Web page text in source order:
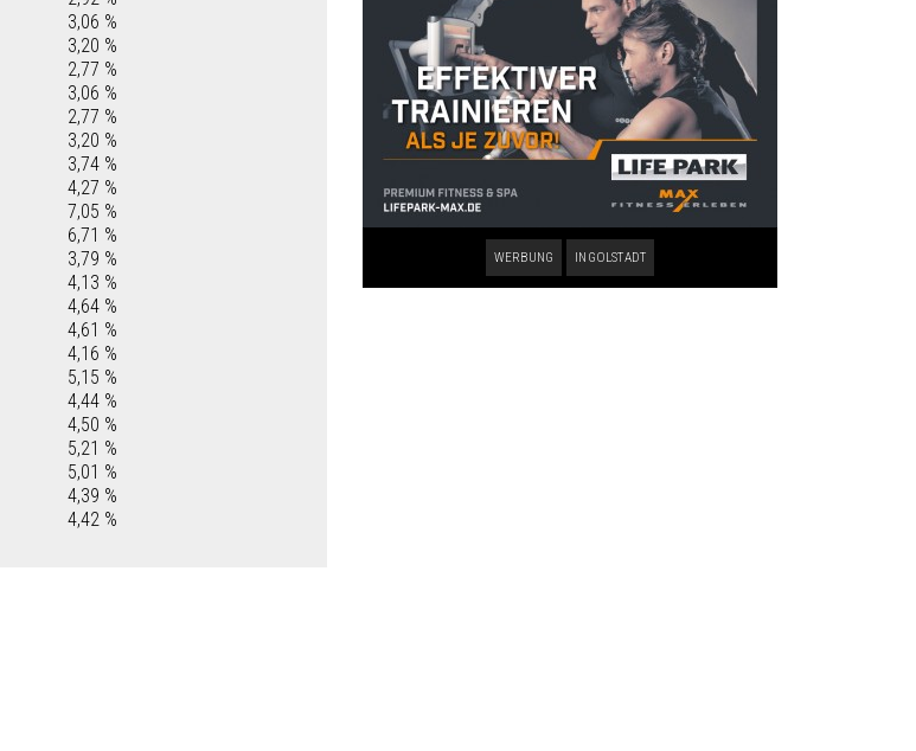
3,06 %
3,20 %
2,77 %
3,06 %
2,77 %
3,20 %
3,74 %
4,27 %
7,05 %
6,71 %
3,79 %
4,13 %
4,64 %
4,61 %
4,16 %
5,15 %
4,44 %
4,50 %
5,21 %
5,01 %
4,39 %
4,42 %
WERBUNG INGOLSTADT